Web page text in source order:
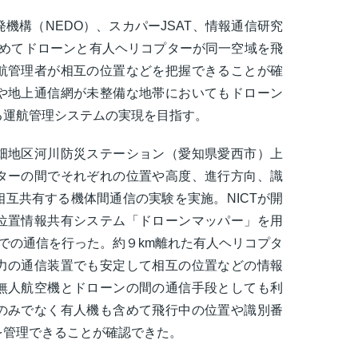
構（NEDO）、スカパーJSAT、情報通信研究
てドローンと有人ヘリコプターが同一空域を飛
管理者が相互の位置などを把握できることが確
地上通信網が未整備な地帯においてもドローン
航管理システムの実現を目指す。
地区河川防災ステーション（愛知県愛西市）上
ーの間でそれぞれの位置や高度、進行方向、識
共有する機体間通信の実験を実施。NICTが開
置情報共有システム「ドローンマッパー」を用
の通信を行った。約９km離れた有人ヘリコプタ
の通信装置でも安定して相互の位置などの情報
航空機とドローンの間の通信手段としても利
みでなく有人機も含めて飛行中の位置や識別番
理できることが確認できた。